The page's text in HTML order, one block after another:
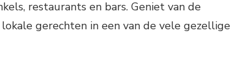
restaurants en bars. Geniet van de
gerechten in een van de vele gezellige